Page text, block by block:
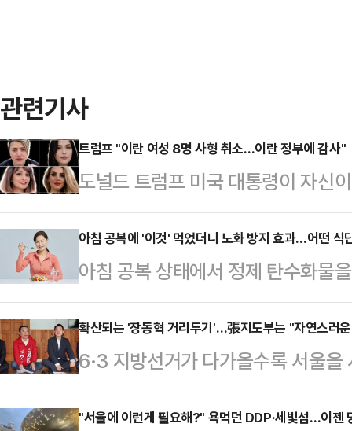
관련기사
트럼프 "이란 여성 8명 사형 취소…이란 정부에 감사"
도널드 트럼프 미국 대통령이 자신
가 이뤄졌다면서 이란 정부에 감사
프 대통령은 22일(현지시간) 소셜
부가 내 요청을 받아들여 여성 8명
즉시 석방될 것이고 4명은 징역 1
면서 “이란과 그 지도자들이 미국
됐던 처형을 취소했다. 매우 감사하
8명의 여성을…
아침 공복에 '이것' 먹었더니 노화 방지 효과…어떤 식
아침 공복 상태에서 정제 탄수화물
아침 식사에서는 탄수화물을 줄이
는 게 좋다.아침에 먹는 사과는 '금'
으면 비교적 소화가 빠르게 이루어
되는 느낌을 받을 수 있다.과일에는
침에 에너지를 보충하는 데도 도움
확산되는 '장동혁 거리두기'…張지도부는 "자연스러
6·3 지방선거가 다가올수록 서울을
속 광역단체장 후보들이 중앙당과
고립이 현실화되는 양상이다. 당대
"서울에 이런게 필요해?" 욕먹던 DDP·세빛섬…이젠